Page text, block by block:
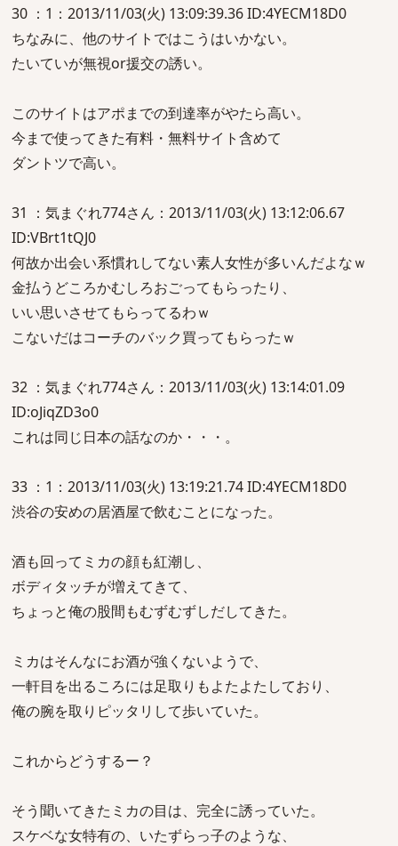
30 ：1：2013/11/03(火) 13:09:39.36 ID:4YECM18D0
ちなみに、他のサイトではこうはいかない。
たいていが無視or援交の誘い。
このサイトはアポまでの到達率がやたら高い。
今まで使ってきた有料・無料サイト含めて
ダントツで高い。
31 ：気まぐれ774さん：2013/11/03(火) 13:12:06.67
ID:VBrt1tQJ0
何故か出会い系慣れしてない素人女性が多いんだよなｗ
金払うどころかむしろおごってもらったり、
いい思いさせてもらってるわｗ
こないだはコーチのバック買ってもらったｗ
32 ：気まぐれ774さん：2013/11/03(火) 13:14:01.09
ID:oJiqZD3o0
これは同じ日本の話なのか・・・。
33 ：1：2013/11/03(火) 13:19:21.74 ID:4YECM18D0
渋谷の安めの居酒屋で飲むことになった。
酒も回ってミカの顔も紅潮し、
ボディタッチが増えてきて、
ちょっと俺の股間もむずむずしだしてきた。
ミカはそんなにお酒が強くないようで、
一軒目を出るころには足取りもよたよたしており、
俺の腕を取りピッタリして歩いていた。
これからどうするー？
そう聞いてきたミカの目は、完全に誘っていた。
スケベな女特有の、いたずらっ子のような、